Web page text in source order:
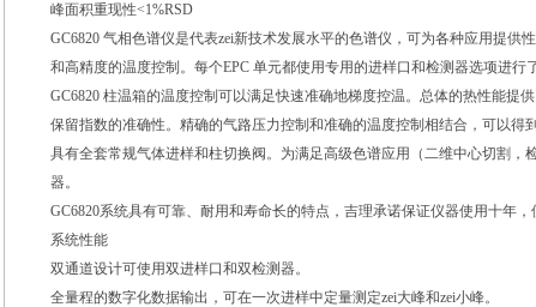
峰面积重现性<1%RSD
GC6820 气相色谱仪是代表zei新技术发展水平的色谱仪，可为各种应用提供
和高精度的温度控制。每个EPC 单元都使用专用的进样口和检测器选项进行
GC6820 柱温箱的温度控制可以满足快速准确地梯度控温。总体的热性能提
保留指数的准确性。精确的气路压力控制和准确的温度控制相结合，可以得
具有全套常规气体进样和柱切换阀。为满足高级色谱应用（二维中心切割
器。
GC6820系统具有可靠、耐用和寿命长的特点，吉理承诺保证仪器使用十年，
系统性能
双通道设计可使用双进样口和双检测器。
全量程的数字化数据输出，可在一次进样中定量测定zei大峰和zei小峰。